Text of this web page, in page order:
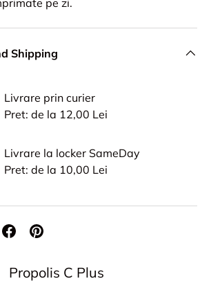
Shipping
Livrare prin curier
Pret: de la 12,00 Lei
Livrare la locker SameDay
Pret: de la 10,00 Lei
Propolis C Plus